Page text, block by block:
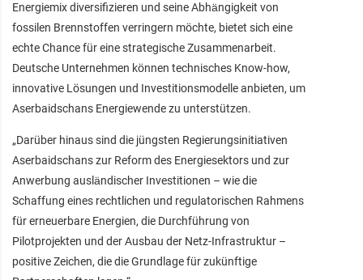
Energiemix diversifizieren und seine Abhängigkeit von
fossilen Brennstoffen verringern möchte, bietet sich eine
echte Chance für eine strategische Zusammenarbeit.
Deutsche Unternehmen können technisches Know-how,
innovative Lösungen und Investitionsmodelle anbieten, um
Aserbaidschans Energiewende zu unterstützen.
„Darüber hinaus sind die jüngsten Regierungsinitiativen
Aserbaidschans zur Reform des Energiesektors und zur
Anwerbung ausländischer Investitionen – wie die
Schaffung eines rechtlichen und regulatorischen Rahmens
für erneuerbare Energien, die Durchführung von
Pilotprojekten und der Ausbau der Netz-Infrastruktur –
positive Zeichen, die die Grundlage für zukünftige